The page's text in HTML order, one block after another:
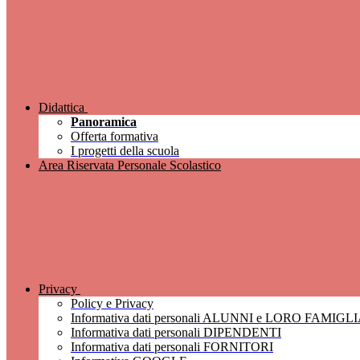
Didattica
Panoramica
Offerta formativa
I progetti della scuola
Area Riservata Personale Scolastico
Privacy
Policy e Privacy
Informativa dati personali ALUNNI e LORO
Informativa dati personali DIPENDENTI
Informativa dati personali FORNITORI